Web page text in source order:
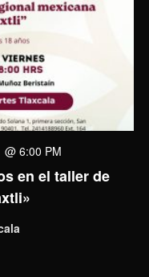
en el taller de
@ 6:00 PM